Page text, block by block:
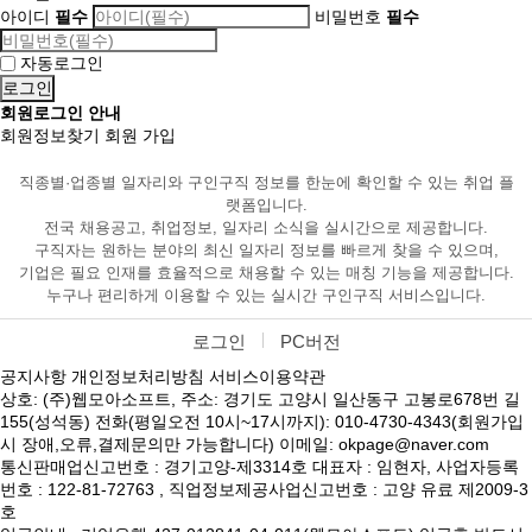
아이디 필수 비밀번호 필수
자동로그인
회원로그인 안내
회원정보찾기 회원 가입
직종별·업종별 일자리와 구인구직 정보를 한눈에 확인할 수 있는 취업 플
랫폼입니다.
전국 채용공고, 취업정보, 일자리 소식을 실시간으로 제공합니다.
구직자는 원하는 분야의 최신 일자리 정보를 빠르게 찾을 수 있으며,
기업은 필요 인재를 효율적으로 채용할 수 있는 매칭 기능을 제공합니다.
누구나 편리하게 이용할 수 있는 실시간 구인구직 서비스입니다.
로그인 PC버전
공지사항 개인정보처리방침 서비스이용약관
상호: (주)웹모아소프트, 주소: 경기도 고양시 일산동구 고봉로678번 길
155(성석동) 전화(평일오전 10시~17시까지): 010-4730-4343(회원가입
시 장애,오류,결제문의만 가능합니다) 이메일: okpage@naver.com
통신판매업신고번호 : 경기고양-제3314호 대표자 : 임현자, 사업자등록
번호 : 122-81-72763 , 직업정보제공사업신고번호 : 고양 유료 제2009-3
호